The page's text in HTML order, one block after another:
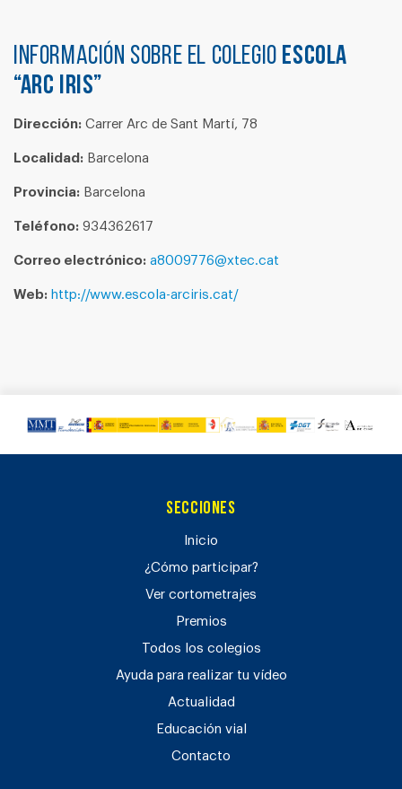
Información sobre el colegio ESCOLA
“ARC IRIS”
Dirección: Carrer Arc de Sant Martí, 78
Localidad: Barcelona
Provincia: Barcelona
Teléfono: 934362617
Correo electrónico: a8009776@xtec.cat
Web: http://www.escola-arciris.cat/
Secciones
Inicio
¿Cómo participar?
Ver cortometrajes
Premios
Todos los colegios
Ayuda para realizar tu vídeo
Actualidad
Educación vial
Contacto